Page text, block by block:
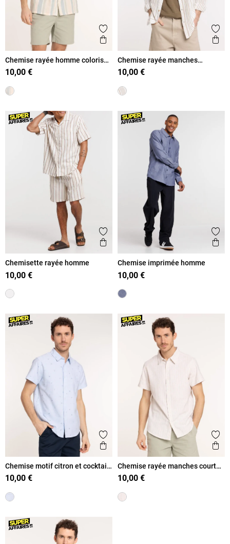
Ajouter aux favoris
Aperçu rapide
Chemise rayée homme coloris
ivoire
10,00 €
Chemise rayée manches
longues homme
10,00 €
Ajouter aux favoris
Aperçu rapide
Chemisette rayée homme
10,00 €
Chemise imprimée homme
10,00 €
Ajouter aux favoris
Aperçu rapide
Chemise motif citron et cocktail
homme
10,00 €
Chemise rayée manches courtes
homme
10,00 €